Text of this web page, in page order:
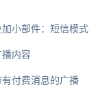
加小部件：短信模式
播内容
有付费消息的广播